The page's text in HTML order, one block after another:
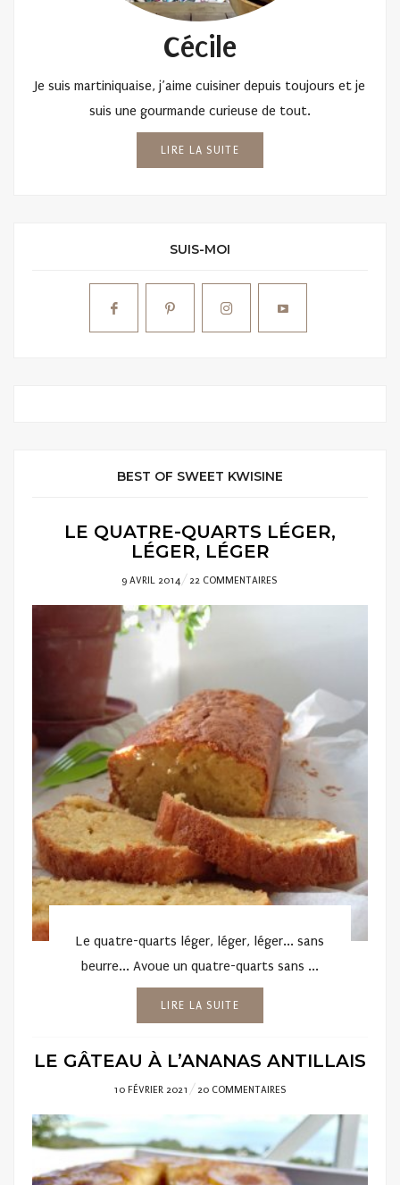
Cécile
Je suis martiniquaise, j’aime cuisiner depuis toujours et je
suis une gourmande curieuse de tout.
LIRE LA SUITE
SUIS-MOI
BEST OF SWEET KWISINE
LE QUATRE-QUARTS LÉGER,
LÉGER, LÉGER
POSTED
ON
9 AVRIL 2014 22 COMMENTAIRES
Le quatre-quarts léger, léger, léger... sans
beurre... Avoue un quatre-quarts sans ...
LIRE LA SUITE
LE GÂTEAU À L’ANANAS ANTILLAIS
POSTED
10 FÉVRIER 2021 20 COMMENTAIRES